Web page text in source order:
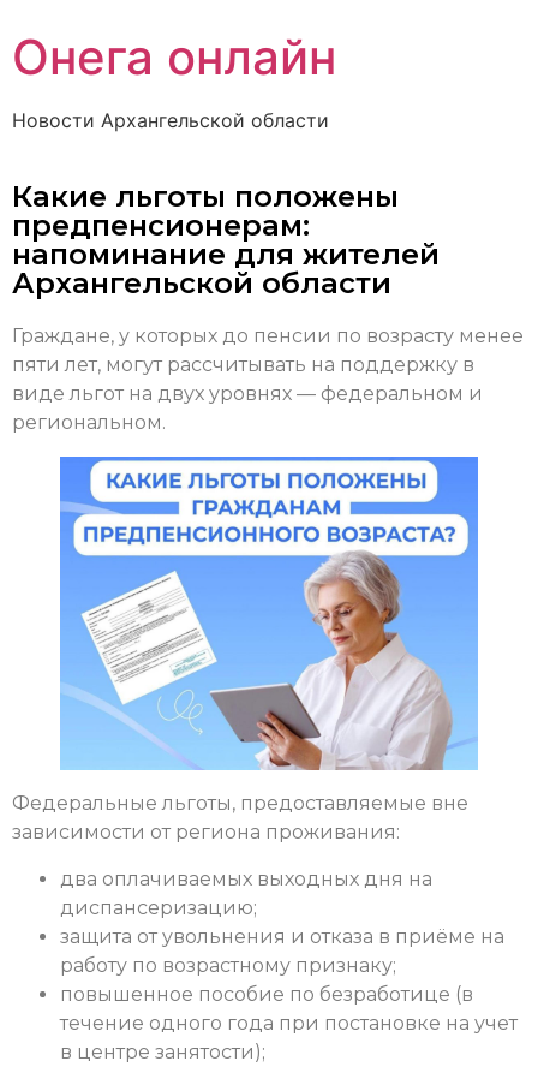
Онега онлайн
Новости Архангельской области
Какие льготы положены
предпенсионерам:
напоминание для жителей
Архангельской области
Граждане, у которых до пенсии по возрасту менее
пяти лет, могут рассчитывать на поддержку в
виде льгот на двух уровнях — федеральном и
региональном.
Федеральные льготы, предоставляемые вне
зависимости от региона проживания:
два оплачиваемых выходных дня на
диспансеризацию;
защита от увольнения и отказа в приёме на
работу по возрастному признаку;
повышенное пособие по безработице (в
течение одного года при постановке на учет
в центре занятости);